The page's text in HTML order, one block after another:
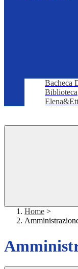
Bacheca
Biblioteca
Home >